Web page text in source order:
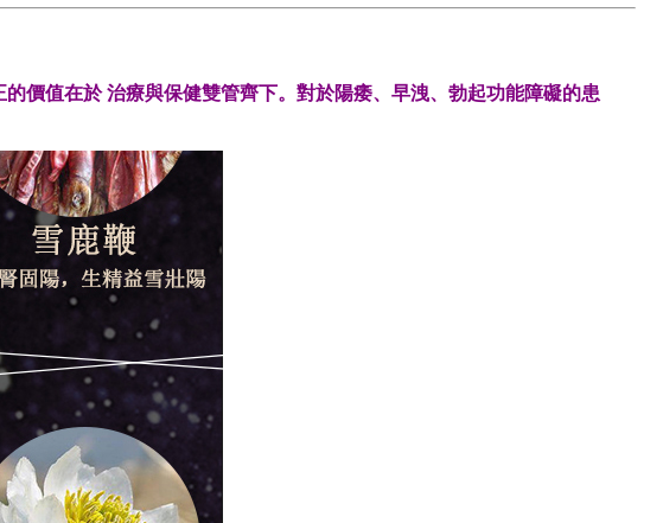
價值在於 治療與保健雙管齊下。對於陽痿、早洩、勃起功能障礙的患